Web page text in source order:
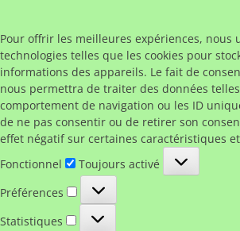
Pour offrir les meilleures expériences, nous
technologies telles que les cookies pour
informations des appareils. Le fait de
nous permettra de traiter des données
comportement de navigation ou les ID
de ne pas consentir ou de retirer son
effet négatif sur certaines caractéristiques
Fonctionnel
Toujours activé
Préférences
Statistiques